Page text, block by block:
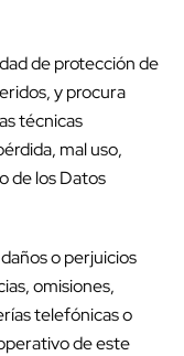
de protección de
y procura
técnicas
mal uso,
de los Datos
o perjuicios
omisiones,
telefónicas o
de este